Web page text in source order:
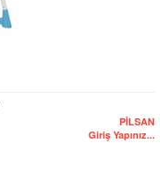
PİLSAN
Giriş Yapınız...